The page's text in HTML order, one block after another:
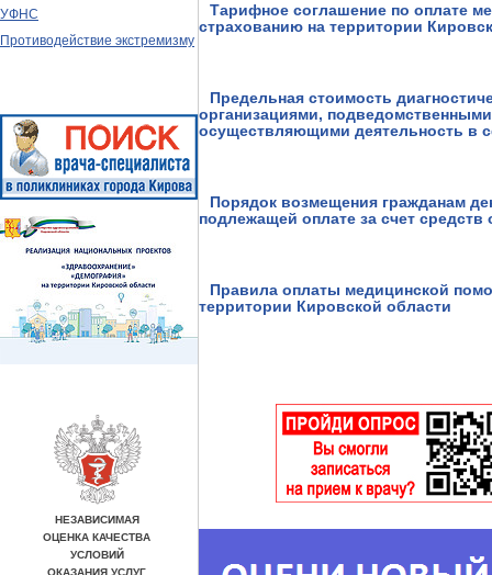
УФНС
Противодействие экстремизму
Тарифное соглашение по оплате
страхованию на территории
Предельная стоимость
организациями,
осуществляющими деятельность в
Порядок возмещения гражданам
подлежащей оплате за счет средств
Правила оплаты медицинской
территории Кировской области